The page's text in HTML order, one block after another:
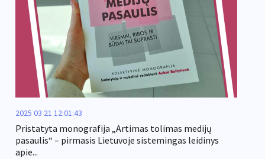
2025 03 21 12:01:43
Pristatyta monografija „Artimas tolimas medijų
pasaulis“ – pirmasis Lietuvoje sistemingas leidinys
apie...